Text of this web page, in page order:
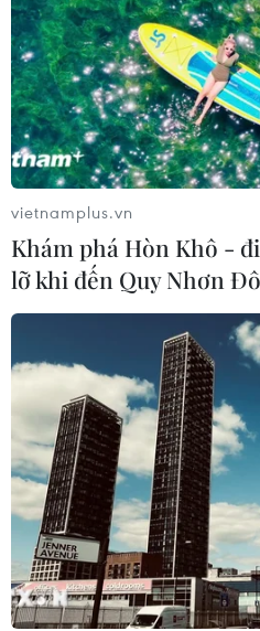
vietnamplus.vn
Khám phá Hòn Khô -
lỡ khi đến Quy Nhơn